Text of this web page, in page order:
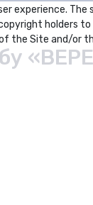
experience. The
holders
the Site and/or